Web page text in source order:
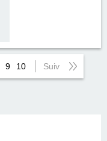
9 10 Suiv